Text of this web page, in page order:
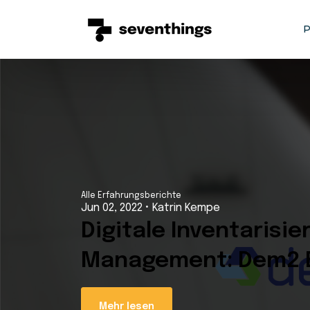
Alle Erfahrungsberichte
Jun 02, 2022 • Katrin Kempe
Digitale
Management:
Mehr lesen